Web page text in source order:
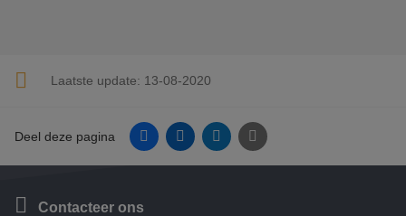
Laatste update: 13-08-2020
Deel deze pagina FacebookLinkedinTwitter E-mail
Contacteer ons